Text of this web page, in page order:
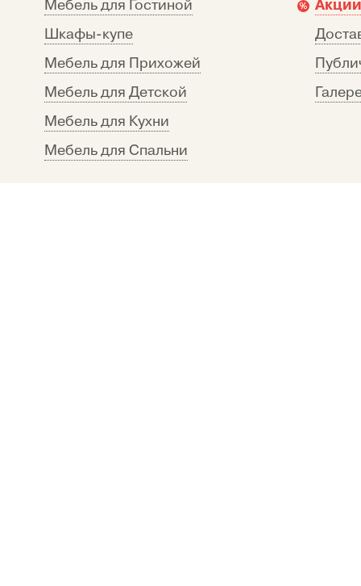
Мебель для Гостиной
Шкафы-купе
Мебель для Прихожей
Мебель для Детской
Мебель для Кухни
Мебель для Спальни